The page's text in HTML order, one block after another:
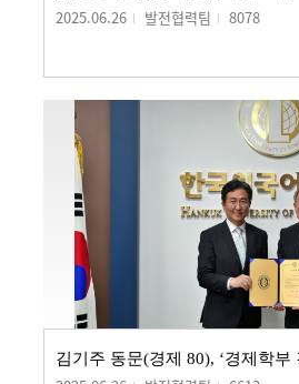
2025.06.26 발전협력팀 8078